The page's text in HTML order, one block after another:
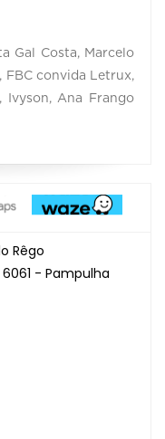
Gal Costa, Marcelo
FBC convida Letrux,
Ivyson, Ana Frango
Rêgo
- Pampulha